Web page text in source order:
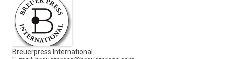
Breuerpress International